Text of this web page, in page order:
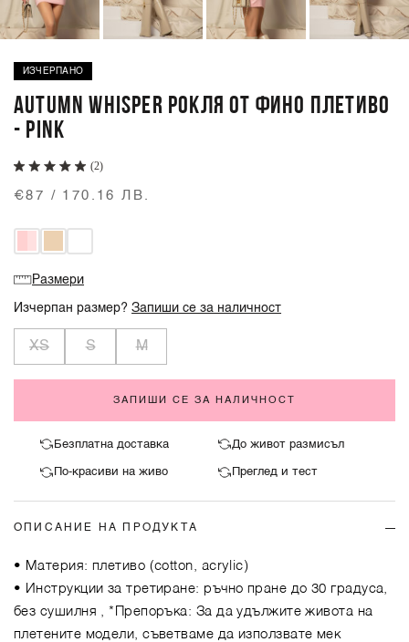
ИЗЧЕРПАНО
AUTUMN WHISPER РОКЛЯ ОТ ФИНО ПЛЕТИВО
- PINK
(2)
€87 / 170.16 ЛВ.
Размери
Изчерпан размер?Запиши се за наличност
XS S M
ЗАПИШИ СЕ ЗА НАЛИЧНОСТ
Безплатна доставка До живот размисъл
По-красиви на живо Преглед и тест
ОПИСАНИЕ НА ПРОДУКТА
• Материя: плетиво (cotton, acrylic)
• Инструкции за третиране: ръчно пране до 30 градуса,
без сушилня , *Препоръка: За да удължите живота на
плетените модели, съветваме да използвате мек